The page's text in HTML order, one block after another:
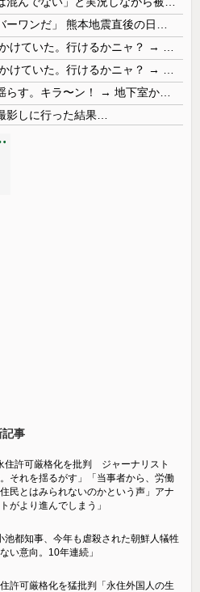
影しに行った結果…
記事
住許可厳格化を批判 ジャーナリスト
それを揺るがす」「当事者から、労働
民とはみられないのかという声」アナ
がより進んでしまう」
池都知事、今年も虐殺された朝鮮人犠牲
い意向。10年連続」
許可厳格化を猛批判「永住外国人の生